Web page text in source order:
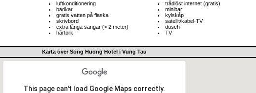
luftkonditionering
badkar
gratis vatten på flaska
skrivbord
extra långa sängar (> 2 meter)
hårtork
trådlöst internet (gratis)
minibar
kylskåp
satellit/kabel-TV
dusch
TV
Karta över Song Huong Hotel i Vung Tau
This page can't load Google Maps correctly.